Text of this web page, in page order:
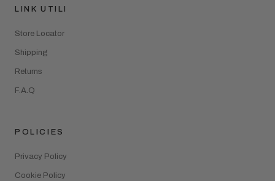
LINK UTILI
Store Locator
Shipping
Returns
F.A.Q
POLICIES
Privacy Policy
Cookie Policy